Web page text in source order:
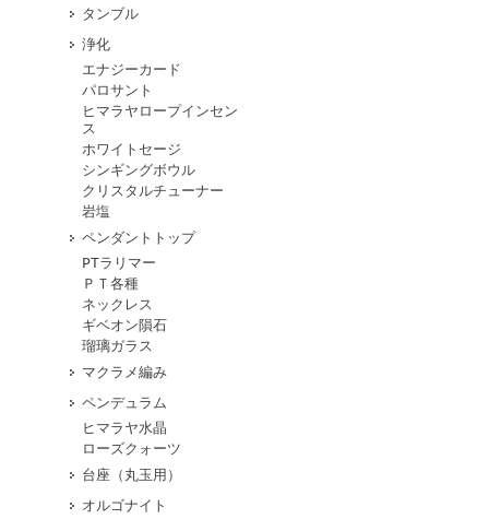
タンブル
浄化
エナジーカード
パロサント
ヒマラヤロープインセン
ス
ホワイトセージ
シンギングボウル
クリスタルチューナー
岩塩
ペンダントトップ
PTラリマー
ＰＴ各種
ネックレス
ギベオン隕石
瑠璃ガラス
マクラメ編み
ペンデュラム
ヒマラヤ水晶
ローズクォーツ
台座（丸玉用）
オルゴナイト